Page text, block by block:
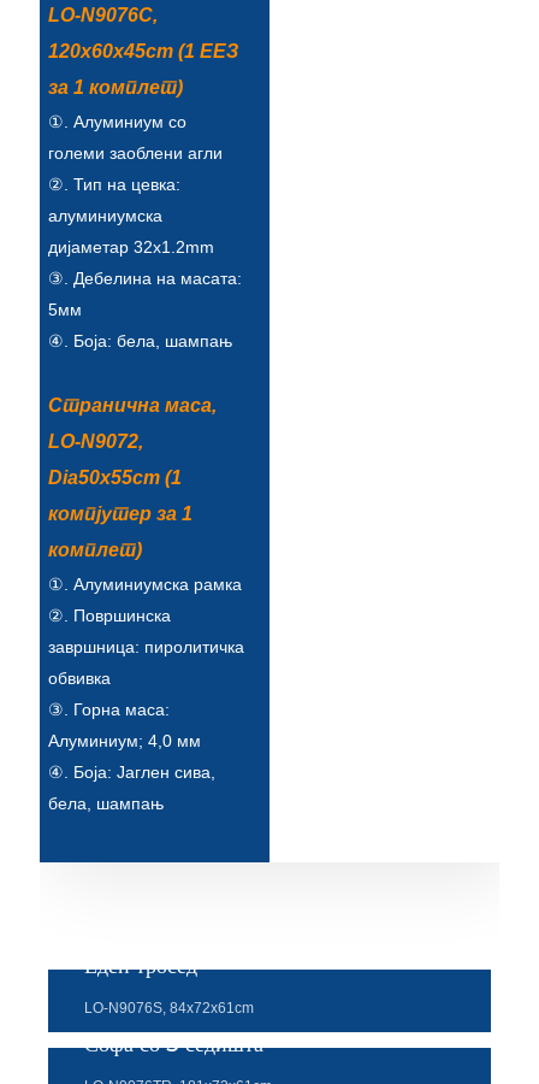
LO-N9076C,
120x60x45cm (1 ЕЕЗ
за 1 комплет)
①. Алуминиум со
големи заоблени агли
②. Тип на цевка:
алуминиумска
дијаметар 32x1.2mm
③. Дебелина на масата:
5мм
④. Боја: бела, шампањ
Странична маса,
LO-N9072,
Dia50x55cm (1
компјутер за 1
комплет)
①. Алуминиумска рамка
②. Површинска
завршница: пиролитичка
обвивка
③. Горна маса:
Алуминиум; 4,0 мм
④. Боја: Јаглен сива,
бела, шампањ
Еден тросед
LO-N9076S, 84x72x61cm
Софа со 3 седишта